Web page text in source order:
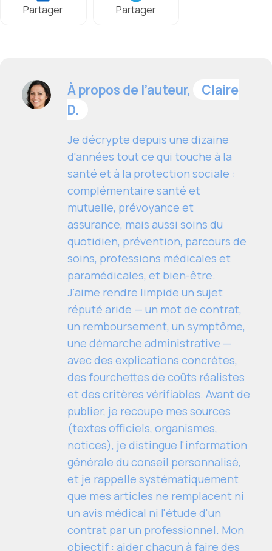
Partager Partager
À propos de l’auteur,
Claire
D.
Je décrypte depuis une dizaine
d'années tout ce qui touche à la
santé et à la protection sociale :
complémentaire santé et
mutuelle, prévoyance et
assurance, mais aussi soins du
quotidien, prévention, parcours de
soins, professions médicales et
paramédicales, et bien-être.
J'aime rendre limpide un sujet
réputé aride — un mot de contrat,
un remboursement, un symptôme,
une démarche administrative —
avec des explications concrètes,
des fourchettes de coûts réalistes
et des critères vérifiables. Avant de
publier, je recoupe mes sources
(textes officiels, organismes,
notices), je distingue l'information
générale du conseil personnalisé,
et je rappelle systématiquement
que mes articles ne remplacent ni
un avis médical ni l'étude d'un
contrat par un professionnel. Mon
objectif : aider chacun à faire des